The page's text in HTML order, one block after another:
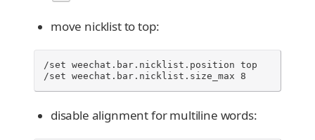
move nicklist to top:
/set weechat.bar.nicklist.position top
/set weechat.bar.nicklist.size_max 8
disable alignment for multiline words: